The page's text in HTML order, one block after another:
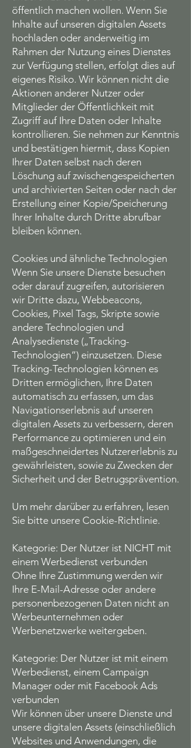
öffentlich machen wollen. Wenn Sie
Inhalte auf unseren digitalen Assets
hochladen oder anderweitig im
Rahmen der Nutzung eines Dienstes
zur Verfügung stellen, erfolgt dies auf
eigenes Risiko. Wir können nicht die
Aktionen anderer Nutzer oder
Mitglieder der Öffentlichkeit mit
Zugriff auf Ihre Daten oder Inhalte
kontrollieren. Sie nehmen zur Kenntnis
und bestätigen hiermit, dass Kopien
Ihrer Daten selbst nach deren
Löschung auf zwischengespeicherten
und archivierten Seiten oder nach der
Erstellung einer Kopie/Speicherung
Ihrer Inhalte durch Dritte abrufbar
bleiben können.
Cookies und ähnliche Technologien
Wenn Sie unsere Dienste besuchen
oder darauf zugreifen, autorisieren
wir Dritte dazu, Webbeacons,
Cookies, Pixel Tags, Skripte sowie
andere Technologien und
Analysedienste („Tracking-
Technologien“) einzusetzen. Diese
Tracking-Technologien können es
Dritten ermöglichen, Ihre Daten
automatisch zu erfassen, um das
Navigationserlebnis auf unseren
digitalen Assets zu verbessern, deren
Performance zu optimieren und ein
maßgeschneidertes Nutzererlebnis zu
gewährleisten, sowie zu Zwecken der
Sicherheit und der Betrugsprävention.
Um mehr darüber zu erfahren, lesen
Sie bitte unsere Cookie-Richtlinie.
Kategorie: Der Nutzer ist NICHT mit
einem Werbedienst verbunden
Ohne Ihre Zustimmung werden wir
Ihre E-Mail-Adresse oder andere
personenbezogenen Daten nicht an
Werbeunternehmen oder
Werbenetzwerke weitergeben.
Kategorie: Der Nutzer ist mit einem
Werbedienst, einem Campaign
Manager oder mit Facebook Ads
verbunden
Wir können über unsere Dienste und
unsere digitalen Assets (einschließlich
Websites und Anwendungen, die